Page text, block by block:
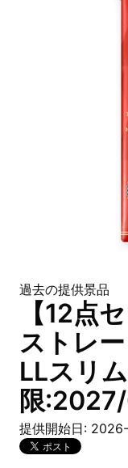
過去の提供景品
【12点
ストレ
LLスリ
限
提供開始日: